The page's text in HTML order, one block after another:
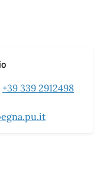
+39 339 2912498